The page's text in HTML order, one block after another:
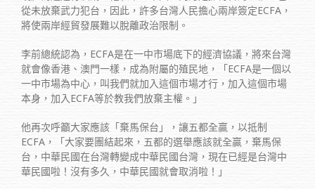
從未放棄武力犯台，因此，許多台灣人民擔心兩岸簽定ECFA，
將使兩岸經貿發展難以脫離政治限制。
李前總統認為，ECFA是在一中市場底下的經濟協議，將來台灣
就會像香港、澳門一樣，成為附屬的殖民地，「ECFA是一個以
一中市場為中心，叫我們就加入這個市場才行，加入這個市場
本身，加入ECFA等於教我們放棄主權。」
他再次呼籲大家應該「棄馬保台」，讓五都全贏，以抵制
ECFA，「大家要團結起來，五都的選舉應該就全贏，棄馬保
台，中華民國在台灣轉變成中華民國台灣，現在已經是台灣中
華民國啦！沒有多久，中華民國就會取消啦！」